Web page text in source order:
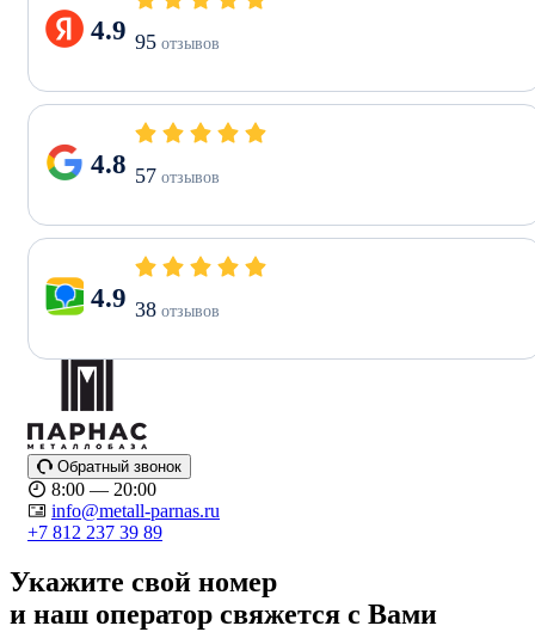
4.9 95 отзывов
4.8 57 отзывов
4.9 38 отзывов
Обратный звонок
8:00 — 20:00
info@metall-parnas.ru
+7 812 237 39 89
Укажите свой номер
и наш оператор свяжется с Вами